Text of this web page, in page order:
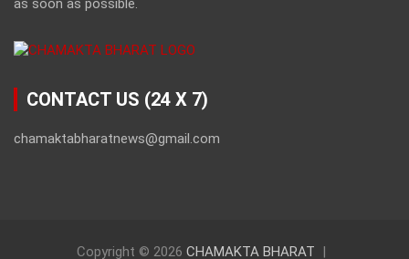
as soon as possible.
CONTACT US (24 X 7)
chamaktabharatnews@gmail.com
Copyright © 2026 CHAMAKTA BHARAT